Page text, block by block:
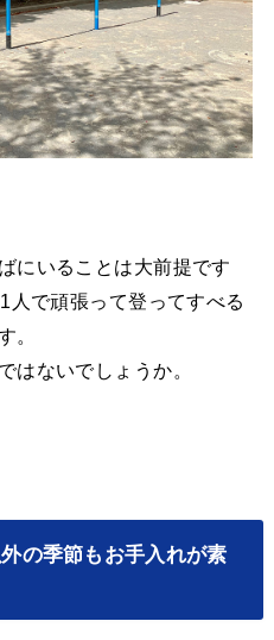
にいることは大前提です
人で頑張って登ってすべる
。
はないでしょうか。
の季節もお手入れが素